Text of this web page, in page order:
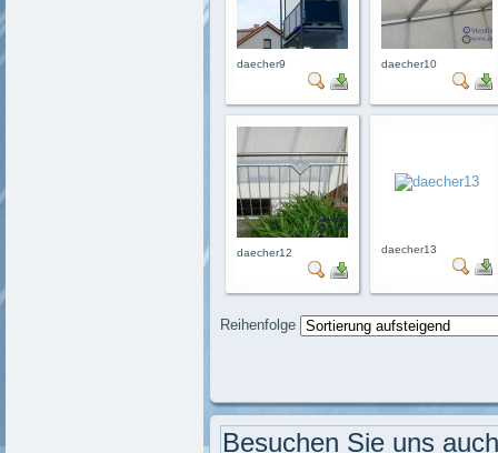
daecher9 daecher10
daecher12 daecher13
Reihenfolge
Besuchen Sie uns